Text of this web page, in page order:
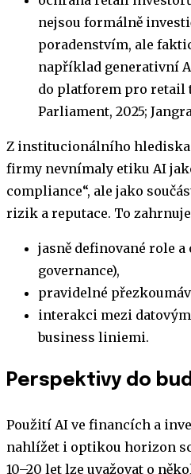
nejsou formálně
poradenstvím, ale
například generativní
do platforem pro retail
Parliament, 2025;
Z institucionálního hlediska
firmy nevnímaly etiku AI
compliance“, ale jako
rizik a reputace. To
jasně definované role
governance),
pravidelné
interakci mezi
business liniemi.
Perspektivy do
Použití AI ve financích a
nahlížet i optikou horizon
10–20 let lze uvažovat o